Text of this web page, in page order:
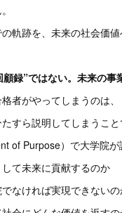
軌跡を、未来の社会価値
顧録”ではない。未来の事
者がやってしまうのは、
すら説明してしまうこと
of Purpose）で大学院が
て未来に貢献するのか
なければ実現できない